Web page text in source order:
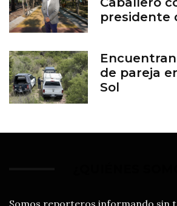
presidente
de pareja
Sol
Somos reporteros informando sin